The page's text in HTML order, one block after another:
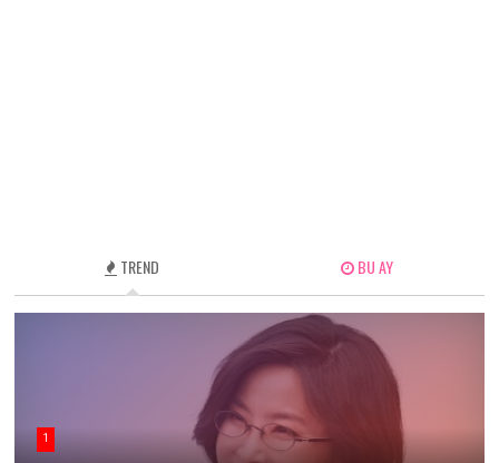
TREND BU AY
1